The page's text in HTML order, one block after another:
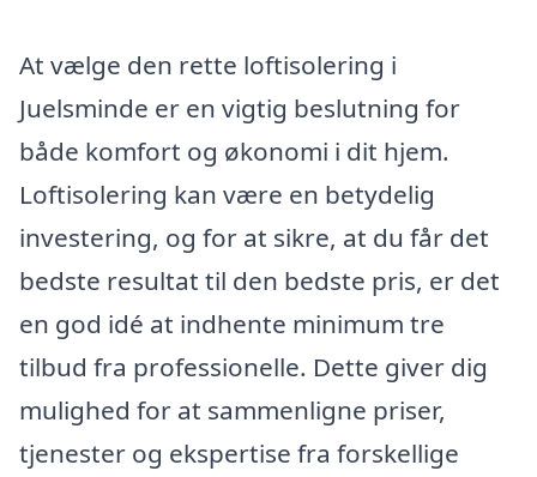
At vælge den rette loftisolering i
Juelsminde er en vigtig beslutning for
både komfort og økonomi i dit hjem.
Loftisolering kan være en betydelig
investering, og for at sikre, at du får det
bedste resultat til den bedste pris, er det
en god idé at indhente minimum tre
tilbud fra professionelle. Dette giver dig
mulighed for at sammenligne priser,
tjenester og ekspertise fra forskellige